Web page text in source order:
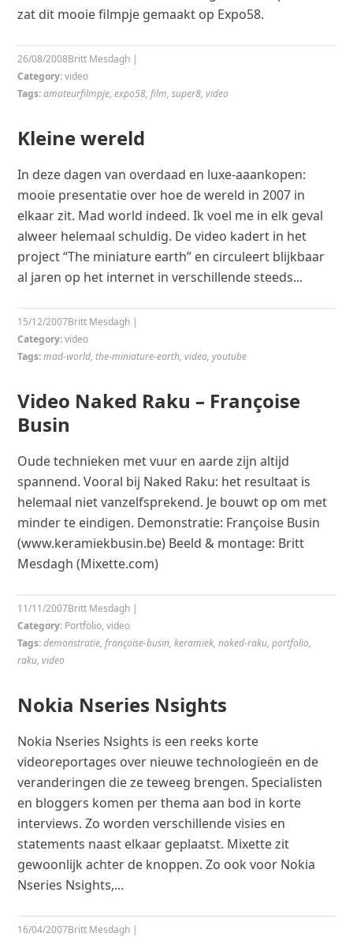
zat dit mooie filmpje gemaakt op Expo58.
Britt Mesdagh |
26/08/2008
Category:video
Tags:amateurfilmpje,expo58,film,super8,video
Kleine wereld
In deze dagen van overdaad en luxe-aaankopen:
mooie presentatie over hoe de wereld in 2007 in
elkaar zit. Mad world indeed. Ik voel me in elk geval
alweer helemaal schuldig. De video kadert in het
project “The miniature earth” en circuleert blijkbaar
al jaren op het internet in verschillende steeds...
Britt Mesdagh |
15/12/2007
Category:video
Tags:mad-world,the-miniature-earth,video,youtube
Video Naked Raku – Françoise
Busin
Oude technieken met vuur en aarde zijn altijd
spannend. Vooral bij Naked Raku: het resultaat is
helemaal niet vanzelfsprekend. Je bouwt op om met
minder te eindigen. Demonstratie: Françoise Busin
(www.keramiekbusin.be) Beeld & montage: Britt
Mesdagh (Mixette.com)
Britt Mesdagh |
11/11/2007
Category: Portfolio,video
Tags:demonstratie,françoise-busin,keramiek,naked-raku,portfolio,
raku,video
Nokia Nseries Nsights
Nokia Nseries Nsights is een reeks korte
videoreportages over nieuwe technologieën en de
veranderingen die ze teweeg brengen. Specialisten
en bloggers komen per thema aan bod in korte
interviews. Zo worden verschillende visies en
statements naast elkaar geplaatst. Mixette zit
gewoonlijk achter de knoppen. Zo ook voor Nokia
Nseries Nsights,...
Britt Mesdagh |
16/04/2007